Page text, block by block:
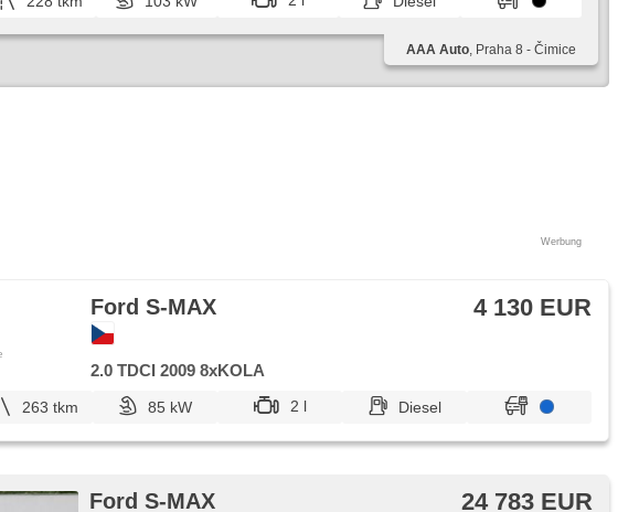
AAA Auto, Praha 8 - Čimice
Werbung
Ford S-MAX 4 130 EUR
2.0 TDCI 2009 8xKOLA
263 tkm 85 kW 2 l Diesel
Ford S-MAX 24 783 EUR